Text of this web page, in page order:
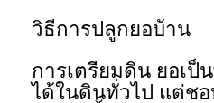
วิธีการปลูกยอบ้าน
การเตรียมดิน ยอเ
ได้ในดินทั่วไป แต่ช